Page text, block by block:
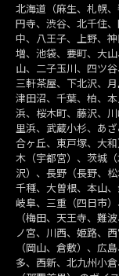
北海道（麻生、札幌
円寺、渋谷、北千住
中、八王子、上野、
増、池袋、要町、大
山、二子玉川、四ツ
三軒茶屋、下北沢、
津田沼、千葉、柏、
浜、桜木町、藤沢、
里浜、武蔵小杉、あ
合ヶ丘、東戸塚、大
木（宇都宮）、茨城
沢）、長野（長野、
千種、大曽根、本山
岐阜、三重（四日市
（梅田、天王寺、難
ノ宮、川西、姫路、
（岡山、倉敷）、広
多、西新、北九州小